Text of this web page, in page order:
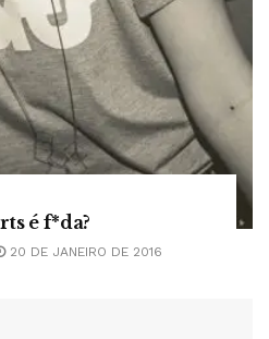
é f*da?
20 DE JANEIRO DE 2016